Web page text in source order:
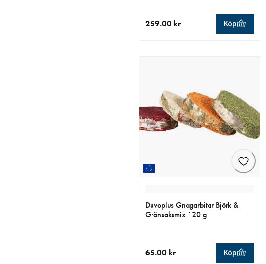
259.00 kr Köp
Duvoplus Gnagarbitar Björk &
Grönsaksmix 120 g
65.00 kr Köp